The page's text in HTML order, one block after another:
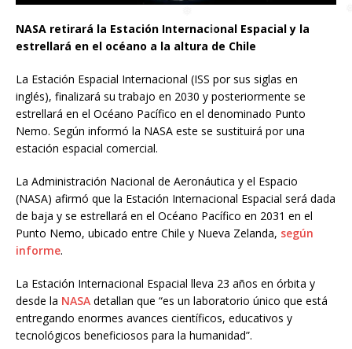
NASA retirará la Estación Internacional Espacial y la
estrellará en el océano a la altura de Chile
La Estación Espacial Internacional (ISS por sus siglas en
inglés), finalizará su trabajo en 2030 y posteriormente se
estrellará en el Océano Pacífico en el denominado Punto
Nemo. Según informó la NASA este se sustituirá por una
estación espacial comercial.
La Administración Nacional de Aeronáutica y el Espacio
(NASA) afirmó que la Estación Internacional Espacial será dada
de baja y se estrellará en el Océano Pacífico en 2031 en el
Punto Nemo, ubicado entre Chile y Nueva Zelanda, según
informe.
La Estación Internacional Espacial lleva 23 años en órbita y
desde la NASA detallan que “es un laboratorio único que está
entregando enormes avances científicos, educativos y
tecnológicos beneficiosos para la humanidad”.